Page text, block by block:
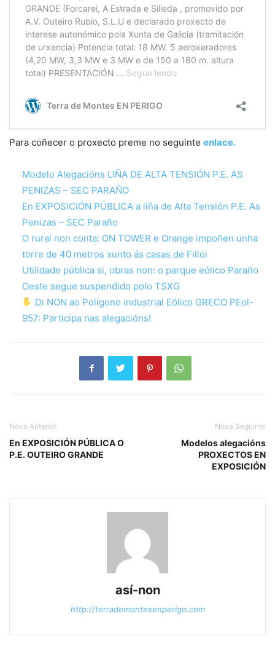
Para coñecer o proxecto preme no seguinte enlace.
Modelo Alegacións LIÑA DE ALTA TENSIÓN P.E. AS
PENIZAS – SEC PARAÑO
En EXPOSICIÓN PÚBLICA a liña de Alta Tensión P.E. As
Penizas – SEC Paraño
O rural non conta: ON TOWER e Orange impoñen unha
torre de 40 metros xunto ás casas de Filloi
Utilidade pública si, obras non: o parque eólico Paraño
Oeste segue suspendido polo TSXG
Di NON ao Polígono industrial Eólico GRECO PEol-
957: Participa nas alegacións!
Nova Anterior
En EXPOSICIÓN PÚBLICA O
P.E. OUTEIRO GRANDE
Nova Seguinte
Modelos alegacións
PROXECTOS EN
EXPOSICIÓN
así-non
http://terrademontesenperigo.com